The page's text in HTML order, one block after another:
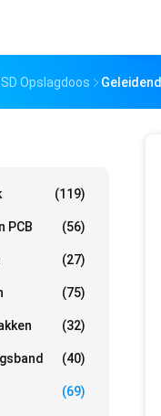
Opslagdoos
(119)
PCB (56)
(27)
(75)
(32)
(40)
(69)